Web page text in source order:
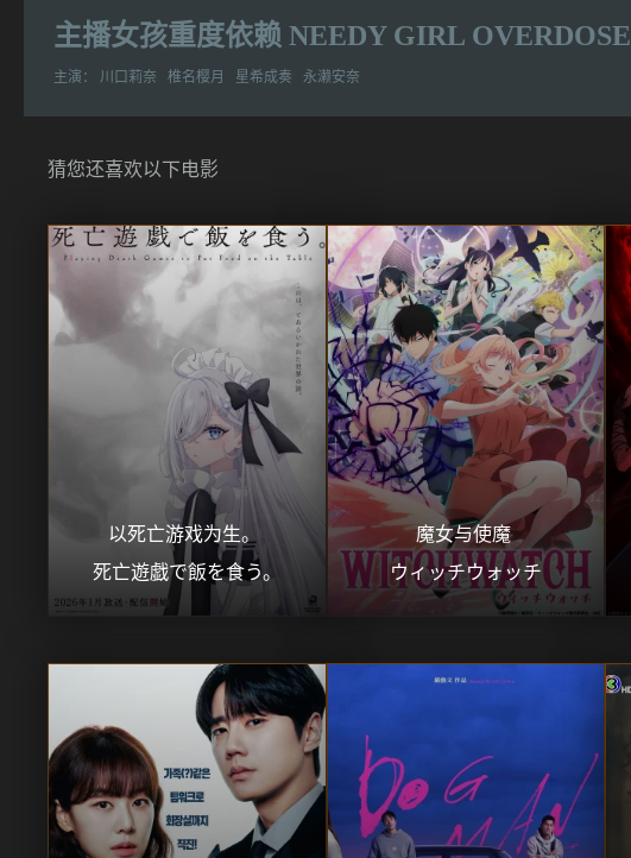
主播女孩重度依赖 NEEDY GIRL OVERDOSE
主演： 川口莉奈 椎名樱月 星希成奏 永濑安奈
猜您还喜欢以下电影
以死亡游戏为生。
死亡遊戯で飯を食う。
魔女与使魔
ウィッチウォッチ